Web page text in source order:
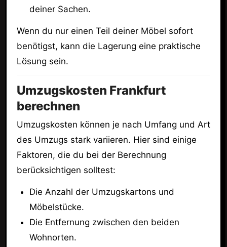
deiner Sachen.
Wenn du nur einen Teil deiner Möbel sofort
benötigst, kann die Lagerung eine praktische
Lösung sein.
Umzugskosten Frankfurt
berechnen
Umzugskosten können je nach Umfang und Art
des Umzugs stark variieren. Hier sind einige
Faktoren, die du bei der Berechnung
berücksichtigen solltest:
Die Anzahl der Umzugskartons und
Möbelstücke.
Die Entfernung zwischen den beiden
Wohnorten.